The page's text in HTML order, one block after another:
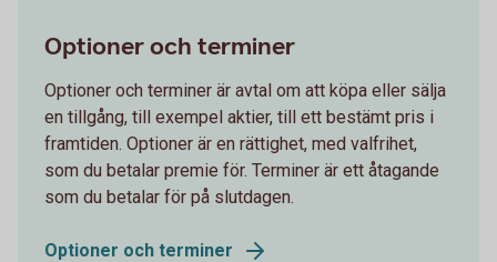
Optioner och terminer
Optioner och terminer är avtal om att köpa eller sälja
en tillgång, till exempel aktier, till ett bestämt pris i
framtiden. Optioner är en rättighet, med valfrihet,
som du betalar premie för. Terminer är ett åtagande
som du betalar för på slutdagen.
Optioner och terminer